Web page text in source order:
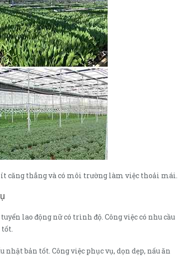
ít căng thẳng và có môi trường làm việc thoải mái.
lao động nữ có trình độ. Công việc có nhu cầu
tốt.
bản tốt. Công việc phục vụ, dọn dẹp, nấu ăn